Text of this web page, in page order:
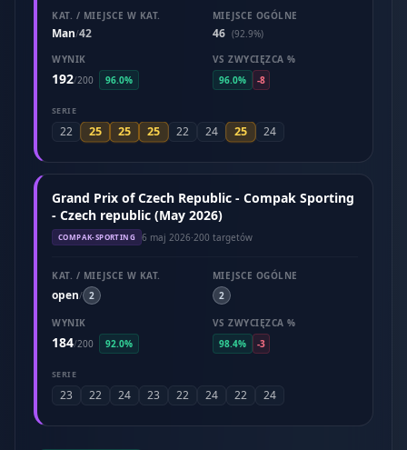
KAT. / MIEJSCE W KAT.
Man/42
MIEJSCE OGÓLNE
46 (92.9%)
WYNIK
192/200 96.0%
VS ZWYCIĘZCA %
96.0%
-8
SERIE
22 25 25 25 22 24 25 24
Grand Prix of Czech Republic - Compak Sporting
- Czech republic (May 2026)
COMPAK-SPORTING 6 maj 2026·200 targetów
KAT. / MIEJSCE W KAT.
open/ 2
MIEJSCE OGÓLNE
2
WYNIK
184/200 92.0%
VS ZWYCIĘZCA %
98.4%
-3
SERIE
23 22 24 23 22 24 22 24